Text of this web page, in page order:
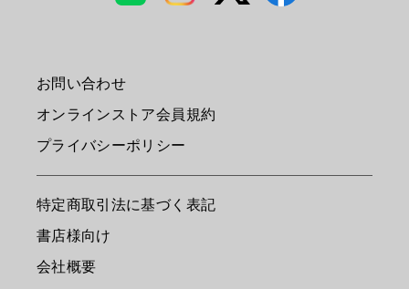
お問い合わせ
オンラインストア会員規約
プライバシーポリシー
特定商取引法に基づく表記
書店様向け
会社概要